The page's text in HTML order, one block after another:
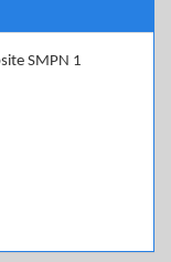
SMPN 1